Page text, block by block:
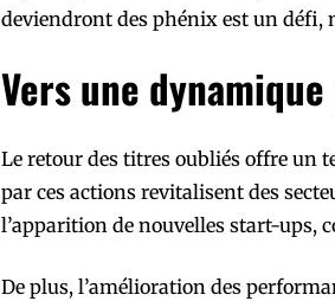
deviendront des phénix est un défi,
Vers une
Le retour des titres oubliés offre un
par ces actions revitalisent des
l’apparition de nouvelles start-ups,
De plus, l’amélioration des